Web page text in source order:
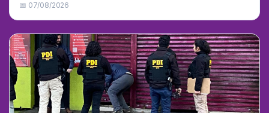
📅 07/08/2026